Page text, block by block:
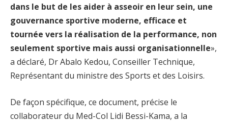
dans le but de les aider à asseoir en leur sein, une
gouvernance sportive moderne, efficace et
tournée vers la réalisation de la performance, non
seulement sportive mais aussi organisationnelle»,
a déclaré, Dr Abalo Kedou, Conseiller Technique,
Représentant du ministre des Sports et des Loisirs.
De façon spécifique, ce document, précise le
collaborateur du Med-Col Lidi Bessi-Kama, a la